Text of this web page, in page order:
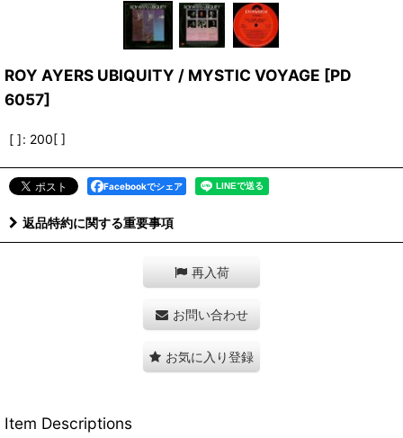
ROY AYERS UBIQUITY / MYSTIC VOYAGE [PD
6057]
[ ]: 200[ ]
Facebookでシェア
返品特約に関する重要事項
再入荷
お問い合わせ
お気に入り登録
Item Descriptions